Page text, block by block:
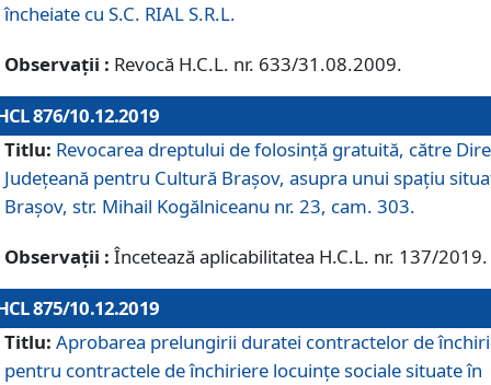
încheiate cu S.C. RIAL S.R.L.
Observații : Revocă H.C.L. nr. 633/31.08.2009.
876/10.12.2019
Titlu: Revocarea dreptului de folosinţă gratuită, către
Judeţeană pentru Cultură Braşov, asupra unui spaţiu
Braşov, str. Mihail Kogălniceanu nr. 23, cam. 303.
Observații : Încetează aplicabilitatea H.C.L. nr. 137/2019.
875/10.12.2019
Titlu: Aprobarea prelungirii duratei contractelor de
pentru contractele de închiriere locuinţe sociale situate în